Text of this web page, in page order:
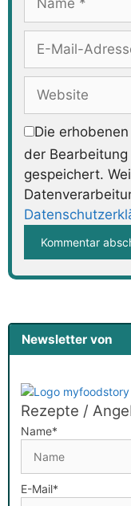
Mail-
Adresse
Die
der
gespeichert.
Newsletter von
Rezepte /
Name*
E-Mail*